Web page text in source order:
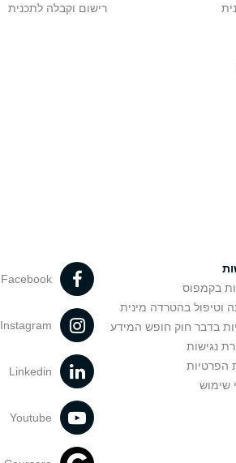
רישום וקבלה לתכנית
בקמפוס
וטיפול בהטרדה מינית
בדבר חוק חופש המידע
נגישות
הפרטיות
שימוש
Facebook
Instagram
Linkedin
Youtube